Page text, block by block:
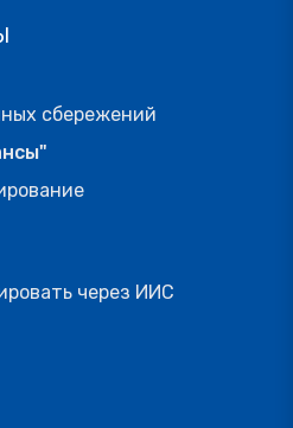
сбережений
через ИИС